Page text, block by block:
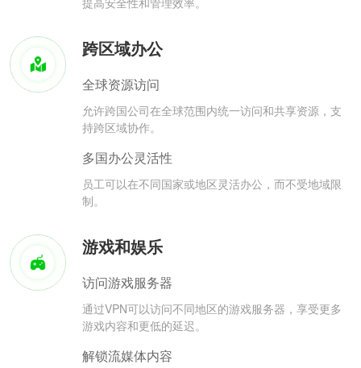
跨区域办公
全球资源访问
允许跨国公司在全球范围内统一访问和共享资源，支
持跨区域协作。
多国办公灵活性
员工可以在不同国家或地区灵活办公，而不受地域限
制。
游戏和娱乐
访问游戏服务器
通过VPN可以访问不同地区的游戏服务器，享受更多
游戏内容和更低的延迟。
解锁流媒体内容